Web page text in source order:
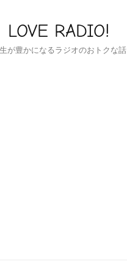
LOVE RADIO!
が豊かになるラジオのおトクな話